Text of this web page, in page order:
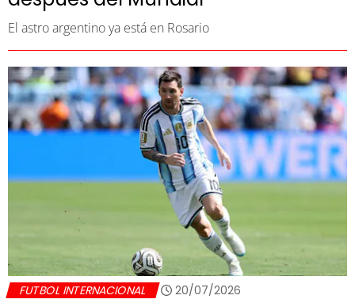
El astro argentino ya está en Rosario
FUTBOL INTERNACIONAL 20/07/2026